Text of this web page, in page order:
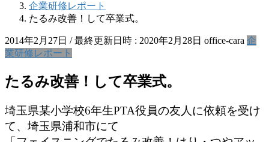
企業研修レポート
たるみ改善！して卒業式。
2014年2月27日 / 最終更新日時 : 2020年2月28日 office-cara 企
業研修レポート
たるみ改善！して卒業式。
埼玉県某小学校6年生PTA役員の友人に依頼を受け
て、埼玉県浦和市にて